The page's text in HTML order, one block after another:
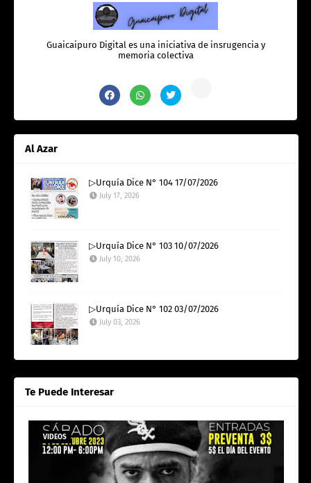
Guaicaipuro Digital es una iniciativa de insrugencia y
memoria colectiva
Al Azar
▷Urquía Dice N° 104 17/07/2026
July 17, 2026
▷Urquía Dice N° 103 10/07/2026
July 10, 2026
▷Urquía Dice N° 102 03/07/2026
July 03, 2026
Te Puede Interesar
VIDEOS